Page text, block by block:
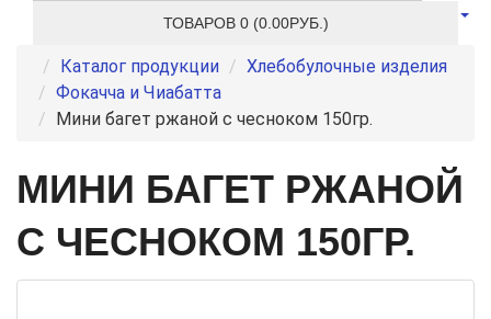
ТОВАРОВ 0 (0.00РУБ.)
Каталог продукции
Хлебобулочные изделия
Фокачча и Чиабатта
Мини багет ржаной с чесноком 150гр.
МИНИ БАГЕТ РЖАНОЙ
С ЧЕСНОКОМ 150ГР.